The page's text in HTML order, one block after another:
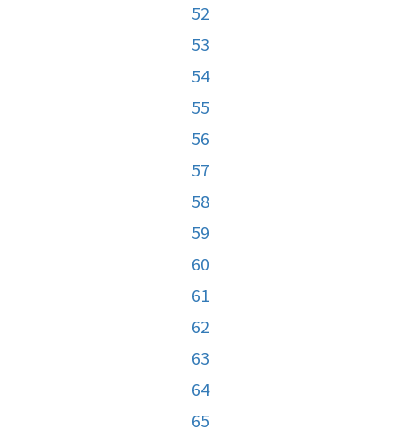
52
53
54
55
56
57
58
59
60
61
62
63
64
65